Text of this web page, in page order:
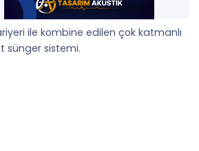
her yüzeyi aynı oranda
simetrik ve tutarlı bir
ile kombine edilen çok katmanlı
sünger sistemi.